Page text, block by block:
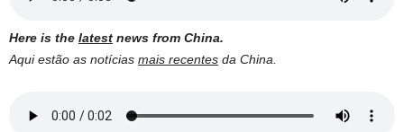
Here is the latest news from China.
Aqui estão as notícias mais recentes da China.